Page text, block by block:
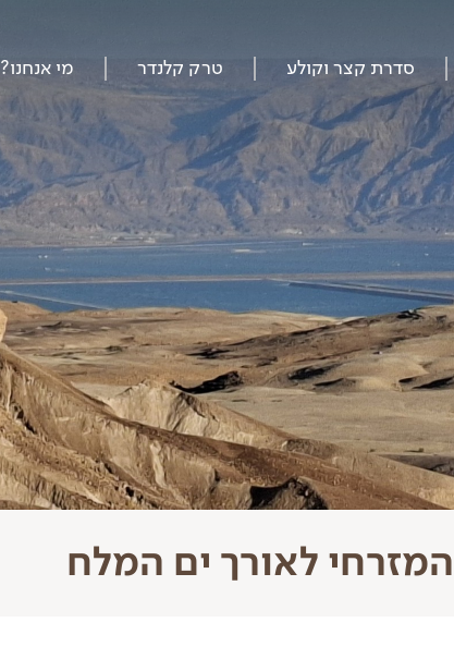
סדרת קצר וקולע טרק קלנדר מי אנחנו?
לאורך ים המלח